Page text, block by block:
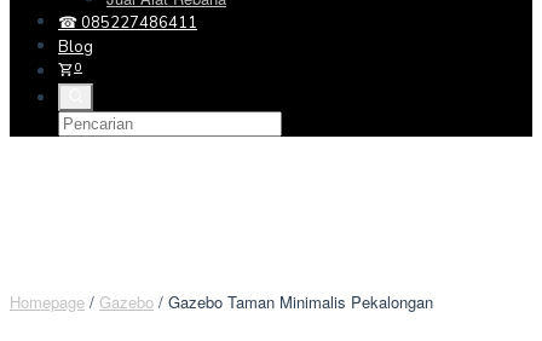
☎ 085227486411
Blog
0
Homepage / Gazebo / Gazebo Taman Minimalis Pekalongan